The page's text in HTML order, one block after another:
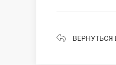
ВЕРНУТЬСЯ